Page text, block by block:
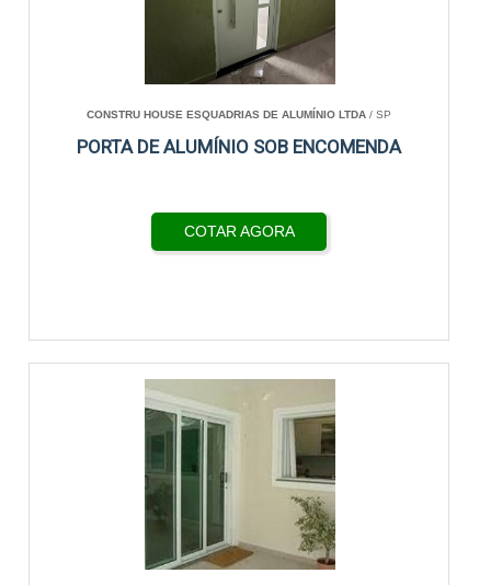
CONSTRU HOUSE ESQUADRIAS DE ALUMÍNIO LTDA / SP
PORTA DE ALUMÍNIO SOB ENCOMENDA
COTAR AGORA